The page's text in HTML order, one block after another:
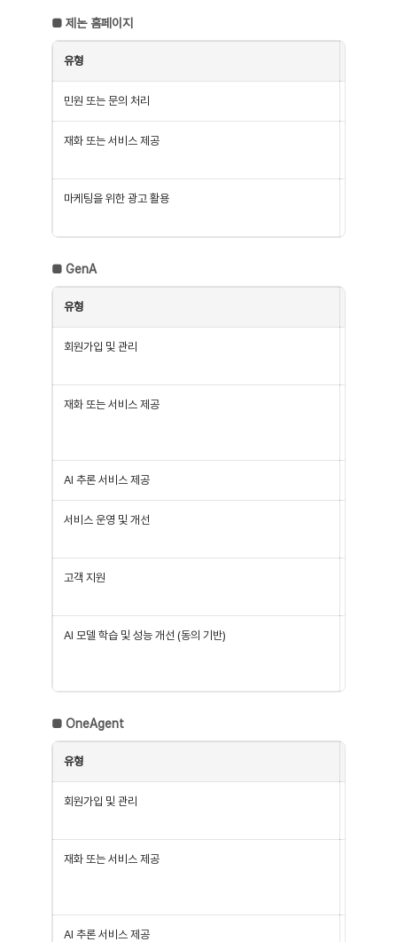
■ 제논 홈페이지
유형
민원 또는 문의 처리
재화 또는 서비스 제공
마케팅을 위한 광고 활용
■ GenA
유형
회원가입 및 관리
재화 또는 서비스 제공
AI 추론 서비스 제공
서비스 운영 및 개선
고객 지원
AI 모델 학습 및 성능 개선 (동의 기반)
■ OneAgent
유형
회원가입 및 관리
재화 또는 서비스 제공
AI 추론 서비스 제공